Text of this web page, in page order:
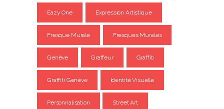
Eazy One Expression Artistique
Fresque Murale Fresques Murales
Genève Graffeur Graffiti
Graffiti Genève Identité Visuelle
Personnalisation Street Art